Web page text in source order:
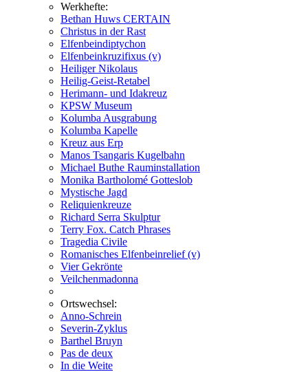
Werkhefte:
Bethan Huws CERTAIN
Christus in der Rast
Elfenbeindiptychon
Elfenbeinkruzifixus (v)
Heiliger Nikolaus
Heilig-Geist-Retabel
Herimann- und Idakreuz
KPSW Museum
Kolumba Ausgrabung
Kolumba Kapelle
Kreuz aus Erp
Manos Tsangaris Kugelbahn
Michael Buthe Rauminstallation
Monika Bartholomé Gotteslob
Mystische Jagd
Reliquienkreuze
Richard Serra Skulptur
Terry Fox. Catch Phrases
Tragedia Civile
Romanisches Elfenbeinrelief (v)
Vier Gekrönte
Veilchenmadonna
Ortswechsel:
Anno-Schrein
Severin-Zyklus
Barthel Bruyn
Pas de deux
In die Weite